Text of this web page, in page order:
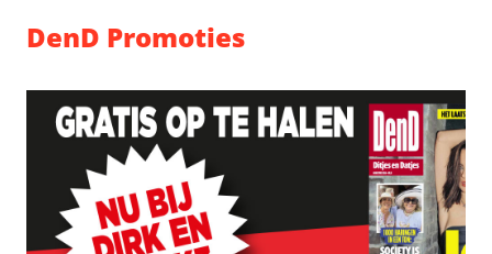
DenD Promoties